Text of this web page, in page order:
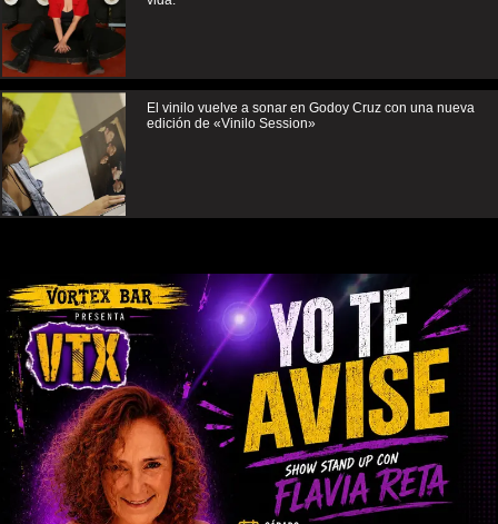
El vinilo vuelve a sonar en Godoy Cruz con una nueva
edición de «Vinilo Session»